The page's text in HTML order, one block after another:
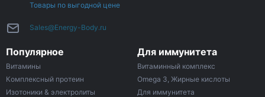
Товары по выгодной цене
Sales@Energy-Body.ru
Популярное
Витамины
Комплексный протеин
Изотоники & электролиты
Для иммунитета
Витаминный комплекс
Omega 3, Жирные кислоты
Для иммунитета